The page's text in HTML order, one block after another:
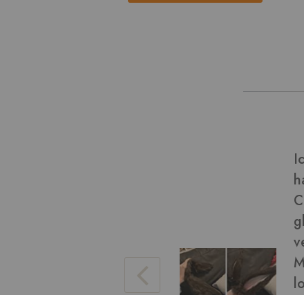
Arbeit damit bürsten, um
Die braune Farbe war